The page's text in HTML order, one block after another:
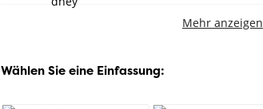
Mehr anzeigen
Wählen Sie eine Einfassung: